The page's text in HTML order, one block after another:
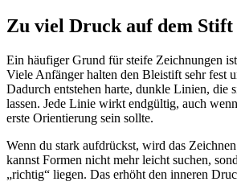
Zu viel Druck auf dem Stift
Ein häufiger Grund für steife Zeichnungen
Viele Anfänger halten den Bleistift sehr fest
Dadurch entstehen harte, dunkle Linien, die
lassen. Jede Linie wirkt endgültig, auch
erste Orientierung sein sollte.
Wenn du stark aufdrückst, wird das
kannst Formen nicht mehr leicht suchen,
„richtig“ liegen. Das erhöht den inneren